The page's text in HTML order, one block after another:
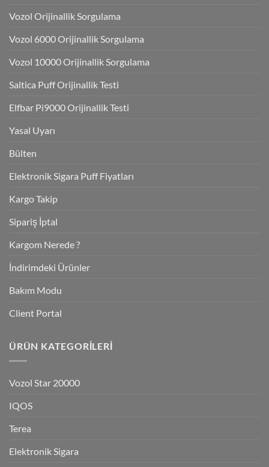
Vozol Orijinallik Sorgulama
Vozol 6000 Orijinallik Sorgulama
Vozol 10000 Orijinallik Sorgulama
Saltica Puff Orijinallik Testi
Elfbar Pi9000 Orijinallik Testi
Yasal Uyarı
Bülten
Elektronik Sigara Puff Fiyatları
Kargo Takip
Sipariş İptal
Kargom Nerede ?
İndirimdeki Ürünler
Bakım Modu
Client Portal
ÜRÜN KATEGORILERI
Vozol Star 20000
IQOS
Terea
Elektronik Sigara